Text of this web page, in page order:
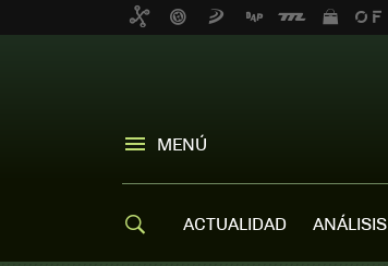
MENÚ
ACTUALIDAD ANÁLISIS